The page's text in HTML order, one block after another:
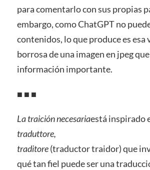
para comentarlo con sus propias
embargo, como ChatGPT no
contenidos, lo que produce es esa
borrosa de una imagen en jpeg
información importante.
■ ■ ■
La traición necesariaestá inspirado
traduttore,
traditore(traductor traidor) que
qué tan fiel puede ser una